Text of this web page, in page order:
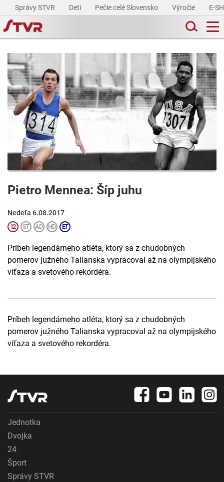
Správy STVR Deti Pečie celé Slovensko Výročie E-
Pietro Mennea: Šíp juhu
Nedeľa 6.08.2017
Príbeh legendárneho atléta, ktorý sa z chudobných
pomerov južného Talianska vypracoval až na olympijského
víťaza a svetového rekordéra.
Príbeh legendárneho atléta, ktorý sa z chudobných
pomerov južného Talianska vypracoval až na olympijského
víťaza a svetového rekordéra.
Jednotka
Dvojka
24
Šport
Správy STVR